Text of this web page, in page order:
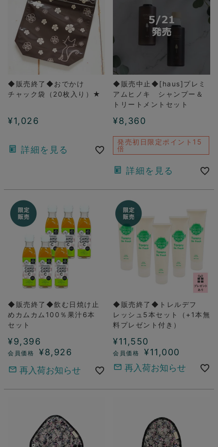
◆販売終了◆おでかけ
チャック袋（20枚入り）★
¥1,026
詳細を見る
◆販売中止◆[haus]プレミ
アムヒノキ シャンプー＆
トリートメントセット
¥8,360
発売初日限定ポイント15
倍
詳細を見る
◆販売終了◆飲む日焼け止
めカムカム100％果汁6本
セット
¥9,396
¥8,926
再入荷お知らせ
◆販売終了◆トレルデフ
レッシュ5本セット（+1本無
料プレゼント付き）
¥11,550
¥11,000
再入荷お知らせ